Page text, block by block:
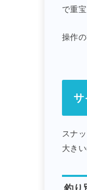
で重宝
操作
サ
スナ
大き